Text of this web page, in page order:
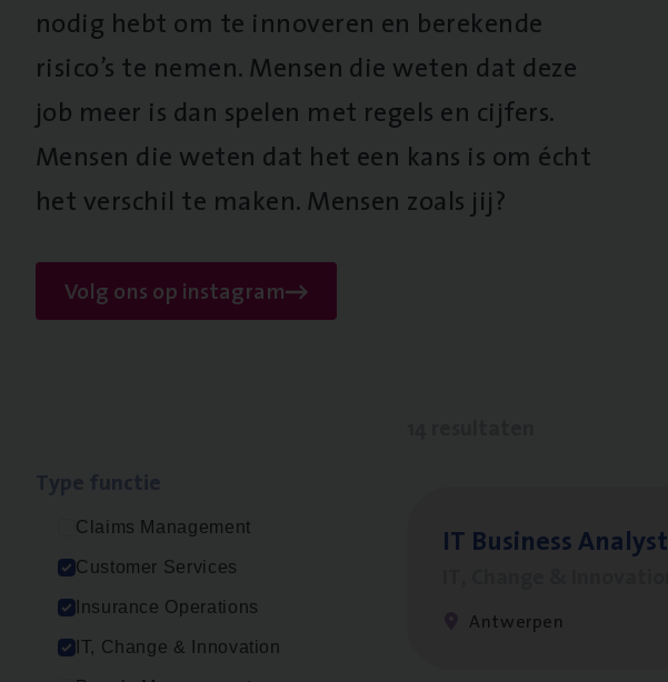
nodig hebt om te innoveren en berekende
risico’s te nemen. Mensen die weten dat deze
job meer is dan spelen met regels en cijfers.
Mensen die weten dat het een kans is om écht
het verschil te maken. Mensen zoals jij?
Volg ons op instagram
Claims Management
Customer Services
Insurance Operations
IT, Change & Innovation
IT Busi­ness Analyst
Antwerpen